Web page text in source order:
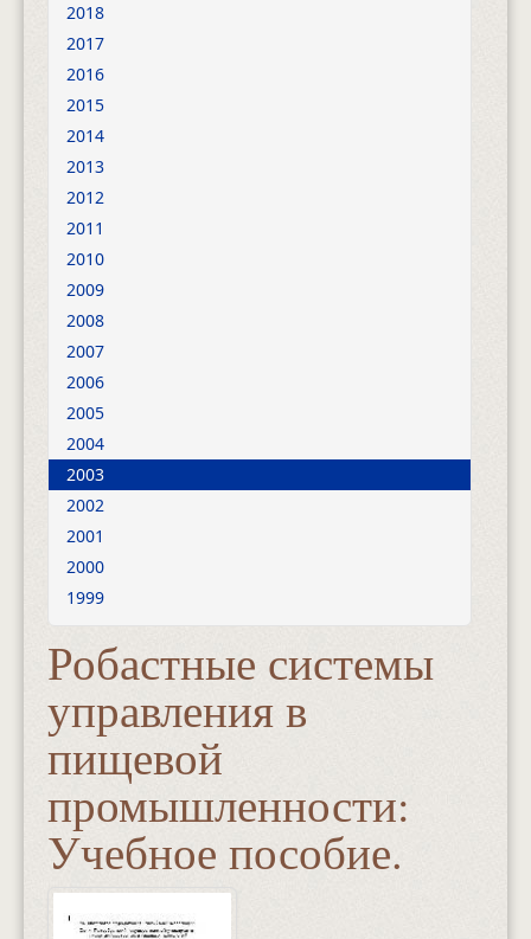
2018
2017
2016
2015
2014
2013
2012
2011
2010
2009
2008
2007
2006
2005
2004
2003
2002
2001
2000
1999
Робастные системы
управления в
пищевой
промышленности:
Учебное пособие.